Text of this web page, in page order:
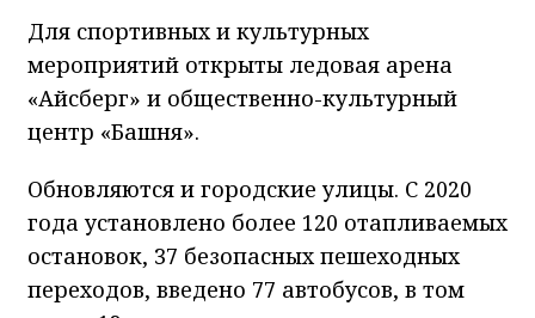
Для спортивных и культурных
мероприятий открыты ледовая арена
«Айсберг» и общественно-культурный
центр «Башня».
Обновляются и городские улицы. С 2020
года установлено более 120 отапливаемых
остановок, 37 безопасных пешеходных
переходов, введено 77 автобусов, в том